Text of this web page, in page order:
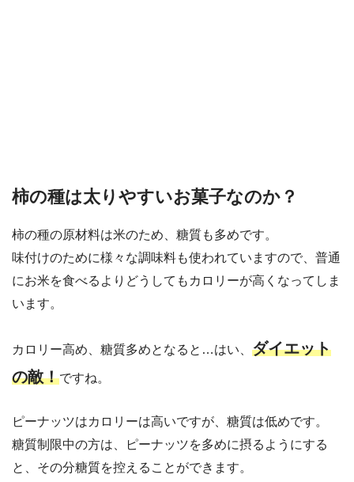
柿の種は太りやすいお菓子なのか？
柿の種の原材料は米のため、糖質も多めです。
味付けのために様々な調味料も使われていますので、普通
にお米を食べるよりどうしてもカロリーが高くなってしま
います。
カロリー高め、糖質多めとなると…はい、 ダイエット
の敵！ですね。
ピーナッツはカロリーは高いですが、糖質は低めです。
糖質制限中の方は、ピーナッツを多めに摂るようにする
と、その分糖質を控えることができます。